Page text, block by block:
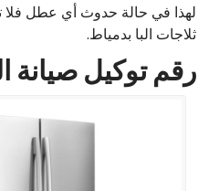
لهذا في حالة حدوث أي عطل فلا
ثلاجات البا بدمياط.
رقم توكيل صيانة